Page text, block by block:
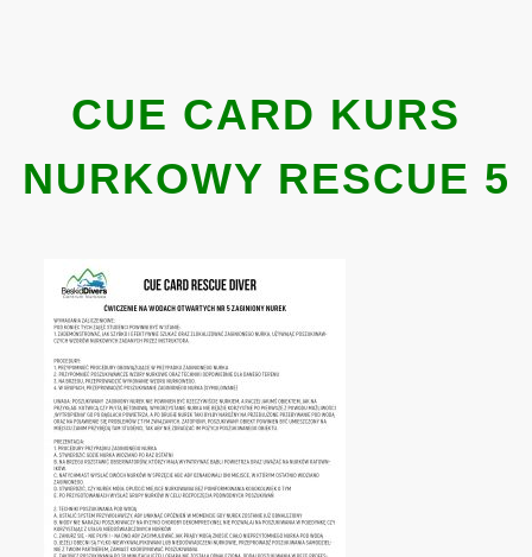
CUE CARD KURS
NURKOWY RESCUE 5